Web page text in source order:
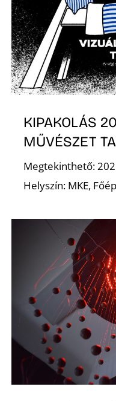
KIPAKOLÁS
MŰVÉSZET
Megtekinthető:
Helyszín: MKE,